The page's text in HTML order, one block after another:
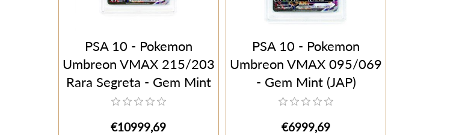
PSA 10 - Pokemon
Umbreon VMAX 215/203
Rara Segreta - Gem Mint
(ITA)
€10999,69
PSA 10 - Pokemon
Umbreon VMAX 095/069
- Gem Mint (JAP)
€6999,69